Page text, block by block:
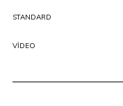
STANDARD
VIDEO